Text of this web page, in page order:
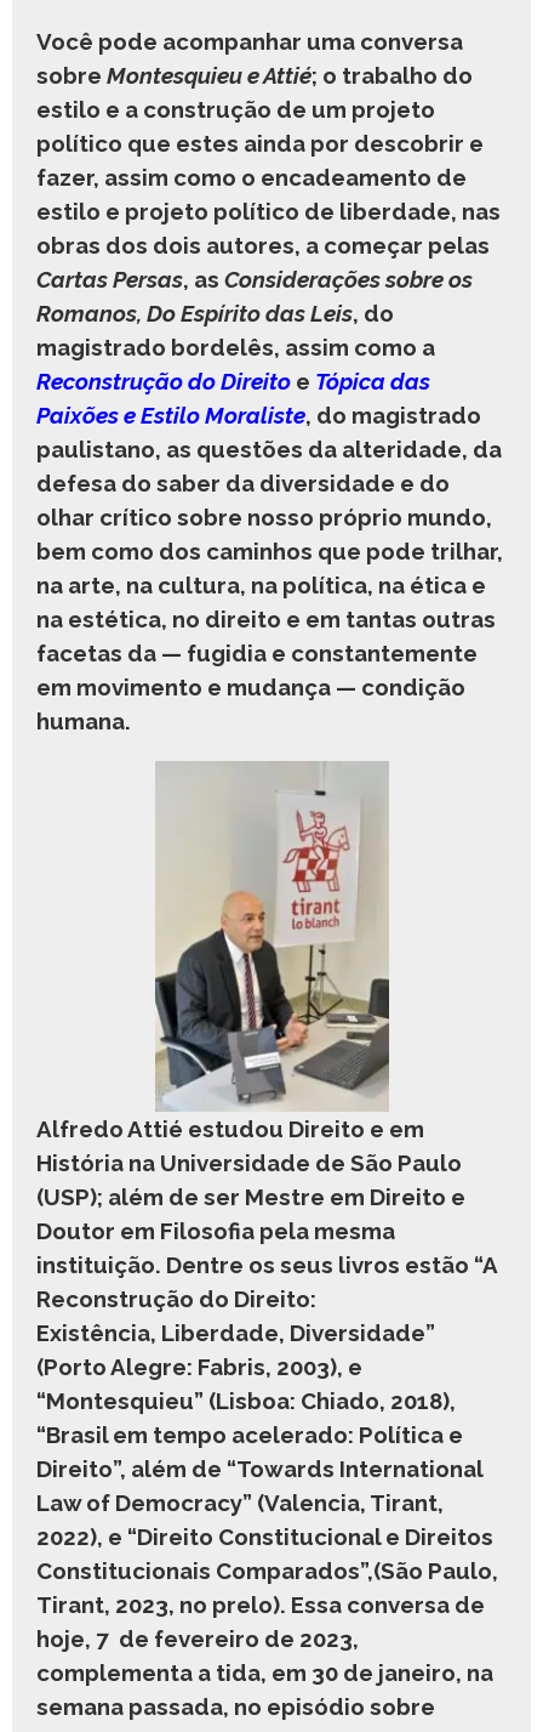
Você pode acompanhar uma conversa
sobre Montesquieu e Attié; o trabalho do
estilo e a construção de um projeto
político que estes ainda por descobrir e
fazer, assim como o encadeamento de
estilo e projeto político de liberdade, nas
obras dos dois autores, a começar pelas
Cartas Persas, as Considerações sobre os
Romanos, Do Espírito das Leis, do
magistrado bordelês, assim como a
Reconstrução do Direito e Tópica das
Paixões e Estilo Moraliste, do magistrado
paulistano, as questões da alteridade, da
defesa do saber da diversidade e do
olhar crítico sobre nosso próprio mundo,
bem como dos caminhos que pode trilhar,
na arte, na cultura, na política, na ética e
na estética, no direito e em tantas outras
facetas da — fugidia e constantemente
em movimento e mudança — condição
humana.
Alfredo Attié estudou Direito e em
História na Universidade de São Paulo
(USP); além de ser Mestre em Direito e
Doutor em Filosofia pela mesma
instituição. Dentre os seus livros estão “A
Reconstrução do Direito:
Existência, Liberdade, Diversidade”
(Porto Alegre: Fabris, 2003), e
“Montesquieu” (Lisboa: Chiado, 2018),
“Brasil em tempo acelerado: Política e
Direito”, além de “Towards International
Law of Democracy” (Valencia, Tirant,
2022), e “Direito Constitucional e Direitos
Constitucionais Comparados”,(São Paulo,
Tirant, 2023, no prelo). Essa conversa de
hoje, 7 de fevereiro de 2023,
complementa a tida, em 30 de janeiro, na
semana passada, no episódio sobre